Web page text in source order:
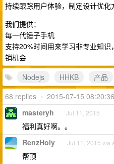
持续跟踪用户体验，制定设计优化
我们提供：
每一代锤子手机
支持20%时间用来学习非专业知
销机会
Nodejs
HHKB
产品
68 replies • 2015-07-15
masteryh Jul 11, 2015
福利真好啊。。
RenzHoly Jul 11, 2015 via
帮顶